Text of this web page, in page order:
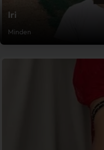
Iri
Minden